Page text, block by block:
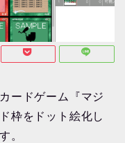
ードゲーム『マジ
枠をドット絵化し
。